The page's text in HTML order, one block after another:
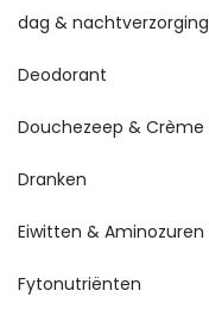
dag & nachtverzorging
Deodorant
Douchezeep & Crème
Dranken
Eiwitten & Aminozuren
Fytonutriënten